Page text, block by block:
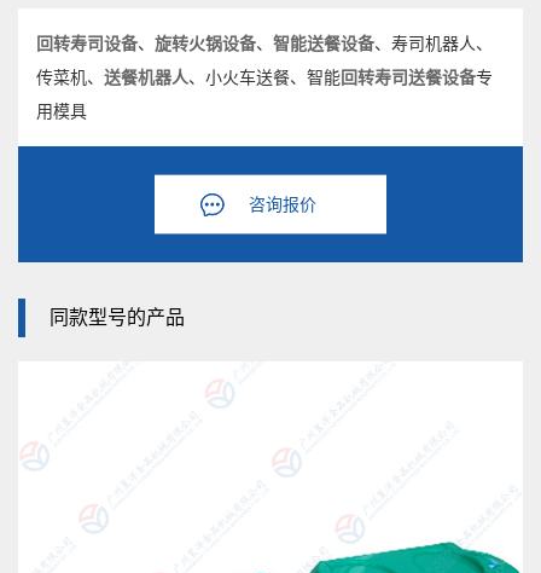
回转寿司设备、 旋转火锅设备、 智能送餐设备、寿司机器人、
传菜机、 送餐机器人、小火车送餐、智能回转寿司送餐设备专
用模具
咨询报价
同款型号的产品